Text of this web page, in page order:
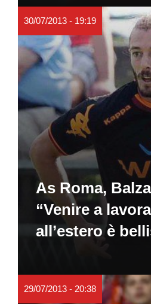
30/07/2013 - 19:19
As Roma,
“Venire a
all’estero è
29/07/2013 - 20:38